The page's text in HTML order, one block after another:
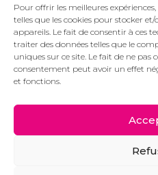
Pour offrir les meilleures
telles que les cookies pour stocker
appareils. Le fait de consentir à ces
traiter des données telles que le
uniques sur ce site. Le fait de ne pas
consentement peut avoir un effet
et fonctions.
MENU
L’agence
Services
Dressbook
Réalisations